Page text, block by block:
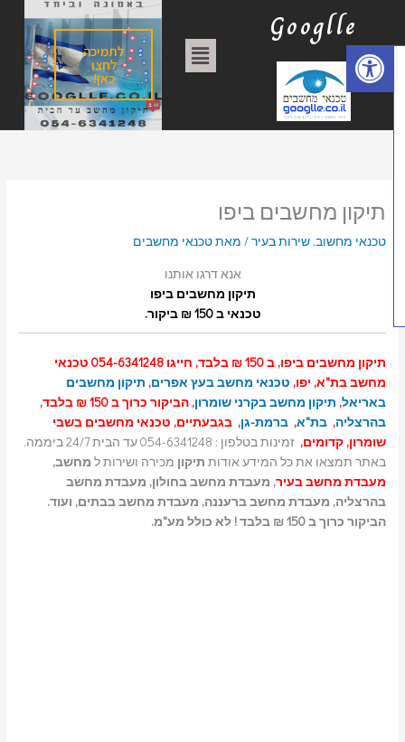
פתח סרגל נגישות
Googlle
תפריט לתמיכה
לחצו
כאן!
תיקון מחשבים ביפו
טכנאי מחשוב,שירות בעיר/ מאתטכנאי מחשבים
אנא דרגו אותנו
תיקון מחשבים ביפו
טכנאי ב 150 ₪ ביקור.
תיקון מחשבים ביפו, ב 150 ₪ בלבד, חייגו 054-6341248 טכנאי
מחשב בת"א, יפו,טכנאי מחשב בעץ אפרים,תיקון מחשבים
באריאל,תיקון מחשב בקרני שומרון, הביקור כרוך ב 150 ₪ בלבד,
בהרצליה,בת"א,ברמת-גן, בגבעתיים, טכנאי מחשבים בשבי
שומרון, קדומים,
זמינות בטלפון : 054-6341248 עד הבית 24/7 ביממה.
באתר תמצאו את כל המידע אודותתיקוןמכירה ושירות למחשב,
מעבדת מחשב בעיר, מעבדת מחשב בחולון, מעבדת מחשב
בהרצליה, מעבדת מחשב ברעננה, מעבדת מחשב בבתים, ועוד.
הביקור כרוך ב 150 ₪ בלבד ! לא כולל מע"מ.